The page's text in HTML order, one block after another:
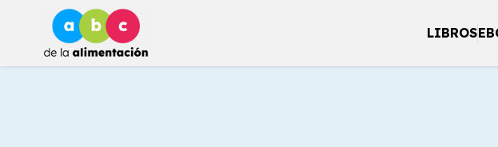
contenido
LIBROS